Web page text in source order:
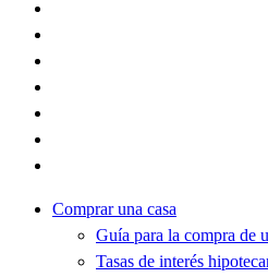
Comprar una casa
Guía para la compra de
Tasas de interés